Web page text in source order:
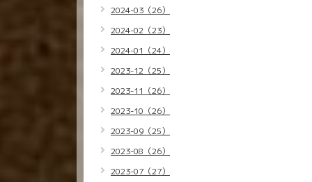
2024-03（26）
2024-02（23）
2024-01（24）
2023-12（25）
2023-11（26）
2023-10（26）
2023-09（25）
2023-08（26）
2023-07（27）